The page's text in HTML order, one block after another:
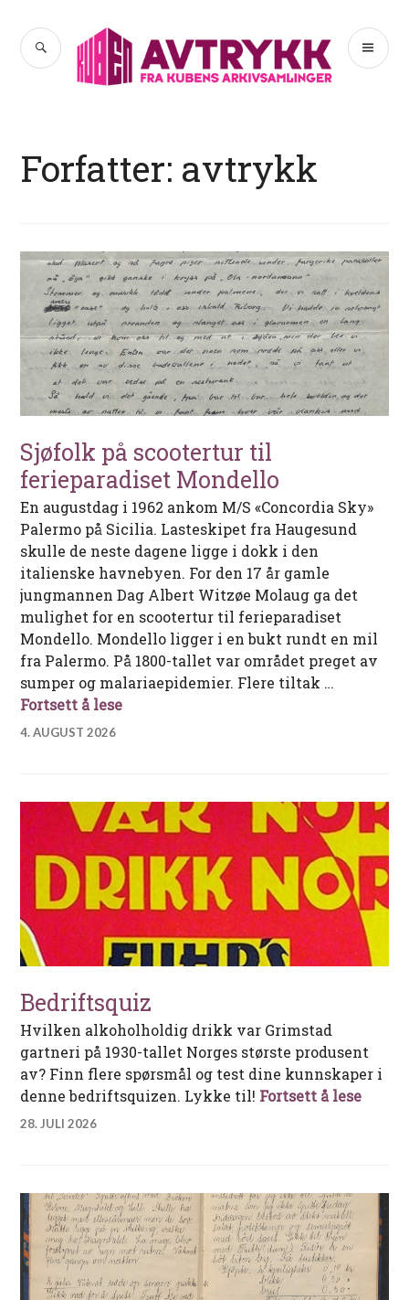
innhold
Avtrykk
SØK
Forfatter: avtrykk
Sjøfolk på scootertur til
ferieparadiset Mondello
En augustdag i 1962 ankom M/S «Concordia Sky»
Palermo på Sicilia. Lasteskipet fra Haugesund
skulle de neste dagene ligge i dokk i den
italienske havnebyen. For den 17 år gamle
jungmannen Dag Albert Witzøe Molaug ga det
mulighet for en scootertur til ferieparadiset
Mondello. Mondello ligger i en bukt rundt en mil
fra Palermo. På 1800-tallet var området preget av
sumper og malariaepidemier. Flere tiltak …
Fortsett å leseSjøfolk på scootertur til ferieparadiset
4. AUGUST 2026
Bedriftsquiz
Hvilken alkoholholdig drikk var Grimstad
gartneri på 1930-tallet Norges største produsent
av? Finn flere spørsmål og test dine kunnskaper i
denne bedriftsquizen. Lykke til! Fortsett å lese
28. JULI 2026